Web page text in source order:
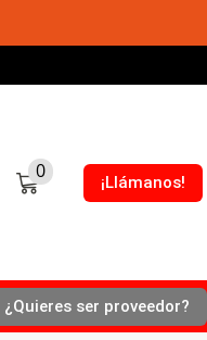
0 ¡Llámanos!
¿Quieres ser proveedor?